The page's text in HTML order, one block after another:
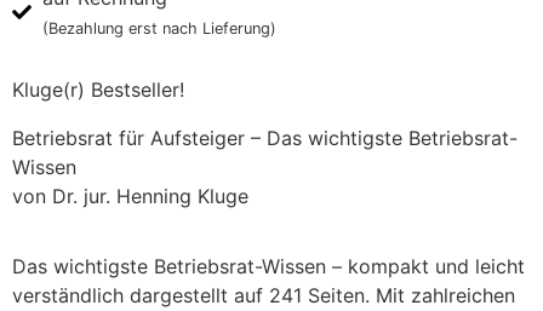
(Bezahlung erst nach Lieferung)
Kluge(r) Bestseller!
Betriebsrat für Aufsteiger – Das wichtigste Betriebsrat-
Wissen
von Dr. jur. Henning Kluge
Das wichtigste Betriebsrat-Wissen – kompakt und leicht
verständlich dargestellt auf 241 Seiten. Mit zahlreichen